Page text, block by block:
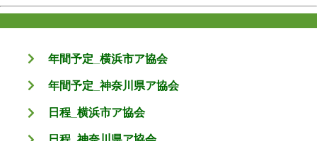
年間予定_横浜市ア協会
年間予定_神奈川県ア協会
日程_横浜市ア協会